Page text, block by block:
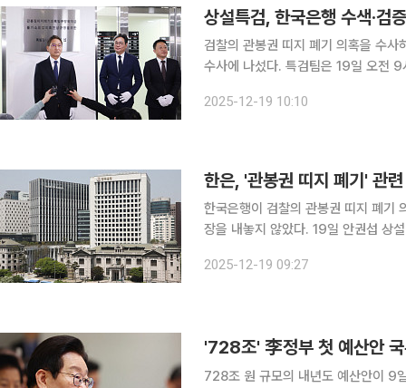
상설특검, 한국은행 수색·검
검찰의 관봉권 띠지 폐기 의혹을 수
수사에 나섰다. 특검팀은 19일 오전 9시부터 한국은행 발권국에 검사와 수사관들을 보내 수색·검증
2025-12-19 10:10
한은, '관봉권 띠지 폐기' 관
한국은행이 검찰의 관봉권 띠지 폐기
장을 내놓지 않았다. 19일 안권섭 상설 특별검사팀은 한국은행 발권국에 대해 수색·검증영장을 집행
은 이날 오전 9시께부터 한국은행 발
2025-12-19 09:27
'728조' 李정부 첫 예산안
728조 원 규모의 내년도 예산안이 9